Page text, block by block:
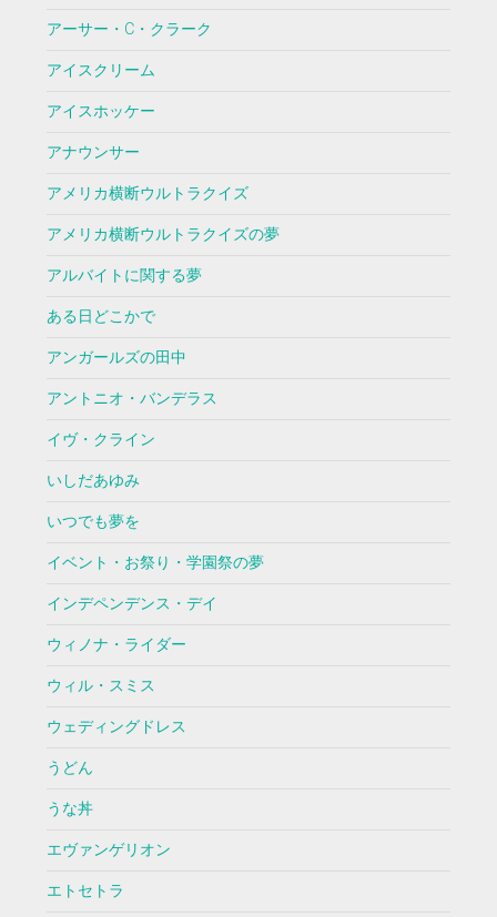
アーサー・C・クラーク
アイスクリーム
アイスホッケー
アナウンサー
アメリカ横断ウルトラクイズ
アメリカ横断ウルトラクイズの夢
アルバイトに関する夢
ある日どこかで
アンガールズの田中
アントニオ・バンデラス
イヴ・クライン
いしだあゆみ
いつでも夢を
イベント・お祭り・学園祭の夢
インデペンデンス・デイ
ウィノナ・ライダー
ウィル・スミス
ウェディングドレス
うどん
うな丼
エヴァンゲリオン
エトセトラ